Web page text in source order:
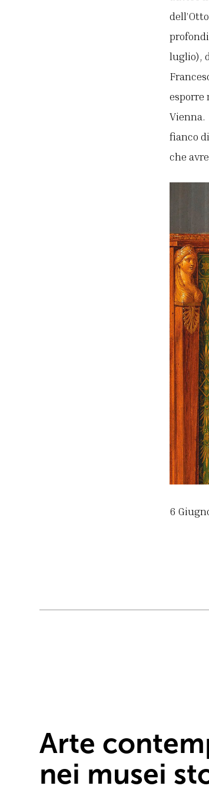
luglio),
esporre
Vienna.
fianco
che
6
Arte
nei musei